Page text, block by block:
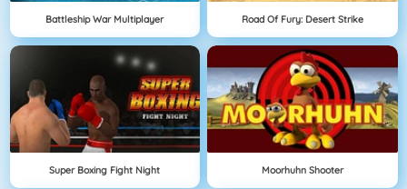
Battleship War Multiplayer Road Of Fury: Desert Strike
Super Boxing Fight Night Moorhuhn Shooter